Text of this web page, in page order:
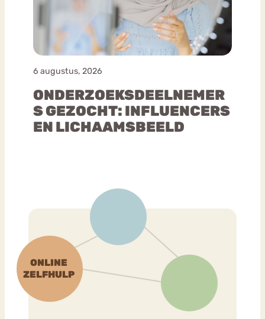
6 augustus, 2026
ONDERZOEKSDEELNEMER
S GEZOCHT: INFLUENCERS
EN LICHAAMSBEELD